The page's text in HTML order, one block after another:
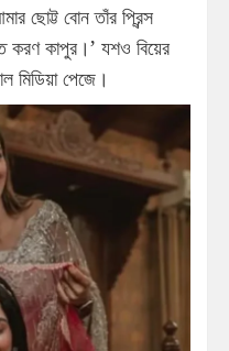
ছোট্ট বোন তাঁর প্রিন্স
করণ কাপুর।’ যশও বিয়ের
মিডিয়া পেজে।